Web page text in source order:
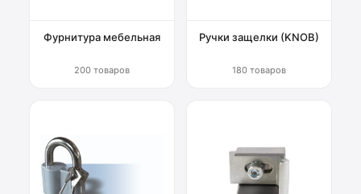
Фурнитура мебельная
200 товаров
Ручки защелки (KNOB)
180 товаров